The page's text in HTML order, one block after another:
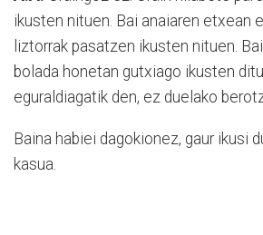
ikusten nituen. Bai anaiaren etxean
liztorrak pasatzen ikusten nituen.
bolada honetan gutxiago ikusten
eguraldiagatik den, ez duelako
Baina habiei dagokionez, gaur ikusi
kasua.